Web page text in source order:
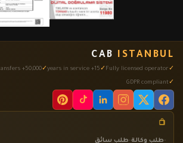
CAB ISTANBUL
Fully licensed operator
15+ years in service
50,000+ transfers
GDPR compliant
•طلب وكالة•طلب سائق